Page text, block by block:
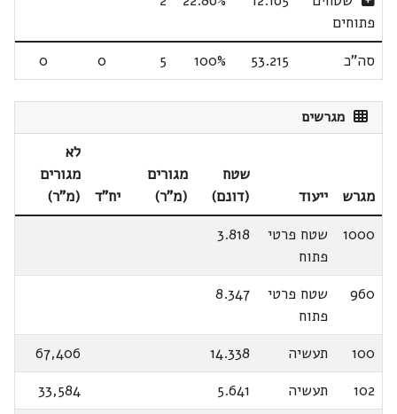
פתוחים
סה"כ 53.215
100%
5
0
0
מגרשים
מגרש ייעוד
שטח
(דונם)
מגורים
(מ"ר)
יח"ד
לא
מגורים
(מ"ר)
1000
שטח פרטי
פתוח
3.818
960
שטח פרטי
פתוח
8.347
100 תעשיה 14.338
67,406
102
תעשיה 5.641
33,584